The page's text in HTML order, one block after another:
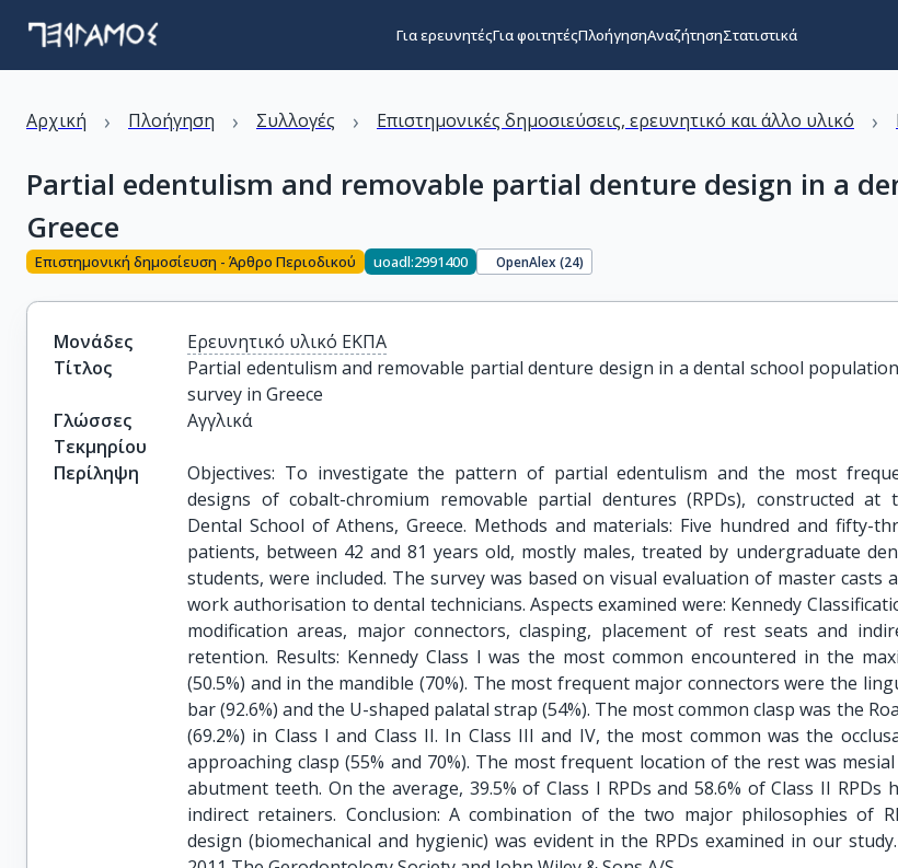
Για ερευνητέςΓια φοιτητέςΠλοήγησηΑναζήτησηΣτατιστικά
Αρχική › Πλοήγηση › Συλλογές › Επιστημονικές δημοσιεύσεις, ερευνητικό και άλλο υλικό ›
Partial edentulism and removable partial denture design in a
Greece
Επιστημονική δημοσίευση - Άρθρο Περιοδικού uoadl:2991400 OpenAlex (24)
Μονάδες
Ερευνητικό υλικό ΕΚΠΑ
Τίτλος
Partial edentulism and removable partial denture design in a dental school
survey in Greece
Γλώσσες
Τεκμηρίου
Αγγλικά
Περίληψη
Objectives: To investigate the pattern of partial edentulism and the most
designs of cobalt-chromium removable partial dentures (RPDs), constructed at
Dental School of Athens, Greece. Methods and materials: Five hundred and fifty-
patients, between 42 and 81 years old, mostly males, treated by undergraduate
students, were included. The survey was based on visual evaluation of master casts
work authorisation to dental technicians. Aspects examined were: Kennedy
modification areas, major connectors, clasping, placement of rest seats and
retention. Results: Kennedy Class I was the most common encountered in the
(50.5%) and in the mandible (70%). The most frequent major connectors were the
bar (92.6%) and the U-shaped palatal strap (54%). The most common clasp was the
(69.2%) in Class I and Class II. In Class III and IV, the most common was the
approaching clasp (55% and 70%). The most frequent location of the rest was
abutment teeth. On the average, 39.5% of Class I RPDs and 58.6% of Class II RPDs
indirect retainers. Conclusion: A combination of the two major philosophies of
design (biomechanical and hygienic) was evident in the RPDs examined in our